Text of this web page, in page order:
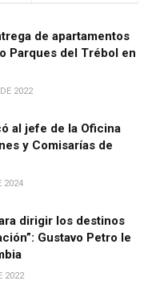
de apartamentos
Parques del Trébol en
2022
al jefe de la Oficina
y Comisarías de
2024
dirigir los destinos
Gustavo Petro le
2022